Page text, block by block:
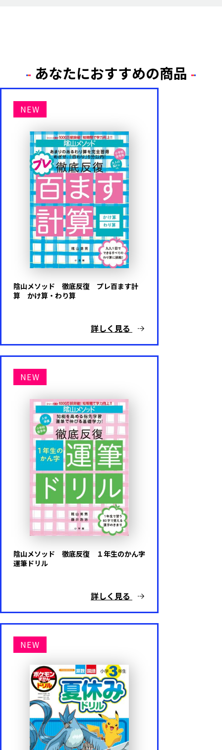
あなたにおすすめの商品
NEW
陰山メソッド 徹底反復 プレ百ます計
算 かけ算・わり算
詳しく見る
NEW
陰山メソッド 徹底反復 １年生のかん字
運筆ドリル
詳しく見る
NEW